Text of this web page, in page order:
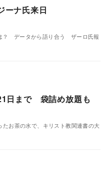
ーナ氏来日
？ データから語り合う ザーロ氏報
日まで 袋詰め放題も
お茶の水で、キリスト教関連書の大